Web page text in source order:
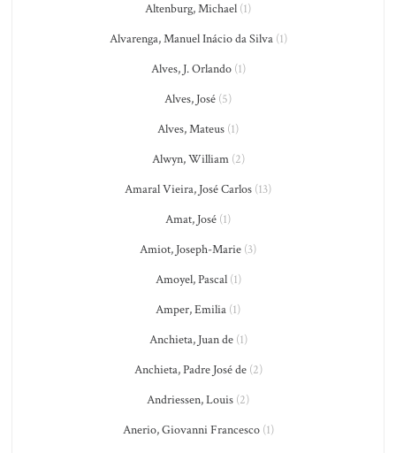
Altenburg, Michael (1)
Alvarenga, Manuel Inácio da Silva(1)
Alves, J. Orlando(1)
Alves, José (5)
Alves, Mateus (1)
Alwyn, William(2)
Amaral Vieira, José Carlos (13)
Amat, José (1)
Amiot, Joseph-Marie (3)
Amoyel, Pascal(1)
Amper, Emilia (1)
Anchieta, Juan de(1)
Anchieta, Padre José de(2)
Andriessen, Louis (2)
Anerio, Giovanni Francesco(1)